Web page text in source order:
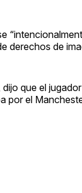
derechos de
que el
por el